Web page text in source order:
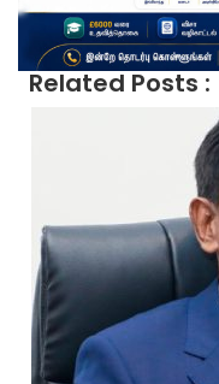
Related Posts :